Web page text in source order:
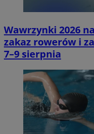
Wawrzynki 2026
zakaz rowerów i
7–9 sierpnia